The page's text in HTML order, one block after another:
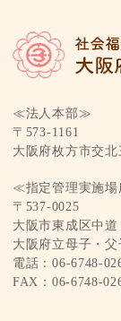
≪法人本部≫
〒573-1161
大阪府枚方市交
≪指定管理実施
〒537-0025
大阪市東成区中
大阪府立母子・
電話：06-6748-
FAX：06-6748-